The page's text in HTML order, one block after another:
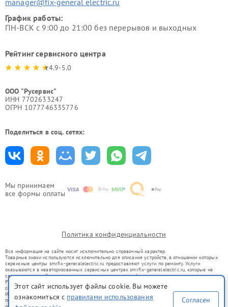
Мы принимаем
все формы оплаты
manager@fix-general electric.ru
График работы:
ПН-ВСК с 9:00 до 21:00 без перерывов и выходных
Рейтинг сервисного центра
4.9-5.0
ООО "Русервис"
ИНН 7702633247
ОГРН 1077746335776
Поделиться в соц. сетях:
Политика конфиденциальности
Вся информация на сайте носит исключительно справочный характер.
Товарные знаки используются исключительно для описания устройств, в отношении которых
сервисные центры smr.fix-generalelectric.ru предоставляют услуги по ремонту. Услуги
оказываются в неавторизованных сервисных центрах smr.fix-generalelectric.ru, которые не
связаны с правообладателями товарных знаков или их официальными представителями.
Ремонт осуществляется для устройств, уже введенных в гражданский оборот в соответствии
со статьей 1487 ГК РФ.
Использование товарных знаков не преследует цели индивидуализации услуг или введения
потребителей в заблуждение, а служит для информирования о предоставляемых услугах по
Этот сайт использует файлы cookie. Вы можете
ознакомиться с правилами использования
Согласен